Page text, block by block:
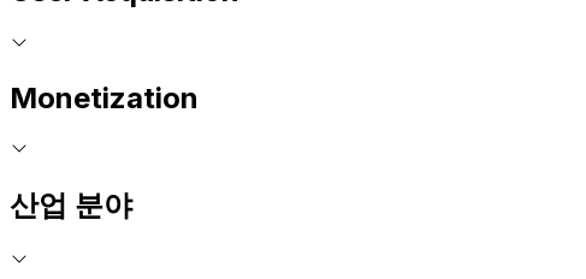
Monetization
산업 분야